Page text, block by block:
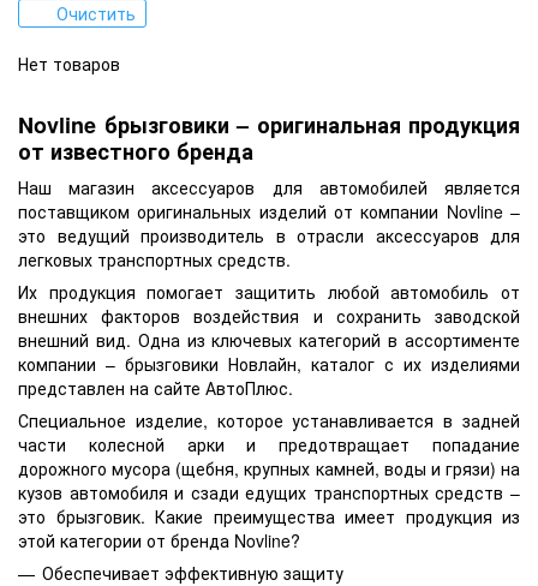
Очистить
Нет товаров
Novline брызговики – оригинальная продукция
от известного бренда
Наш магазин аксессуаров для автомобилей является
поставщиком оригинальных изделий от компании Novline –
это ведущий производитель в отрасли аксессуаров для
легковых транспортных средств.
Их продукция помогает защитить любой автомобиль от
внешних факторов воздействия и сохранить заводской
внешний вид. Одна из ключевых категорий в ассортименте
компании – брызговики Новлайн, каталог с их изделиями
представлен на сайте АвтоПлюс.
Специальное изделие, которое устанавливается в задней
части колесной арки и предотвращает попадание
дорожного мусора (щебня, крупных камней, воды и грязи) на
кузов автомобиля и сзади едущих транспортных средств –
это брызговик. Какие преимущества имеет продукция из
этой категории от бренда Novline?
Обеспечивает эффективную защиту